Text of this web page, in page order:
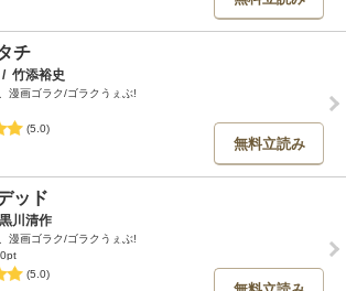
チ
/ 竹添裕史
漫画ゴラク/ゴラクうぇぶ!
(5.0)
無料立読み
ッド
黒川清作
漫画ゴラク/ゴラクうぇぶ!
(5.0)